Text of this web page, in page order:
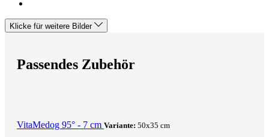
Klicke für weitere Bilder
Passendes Zubehör
VitaMedog 95° - 7 cm Variante: 50x35 cm